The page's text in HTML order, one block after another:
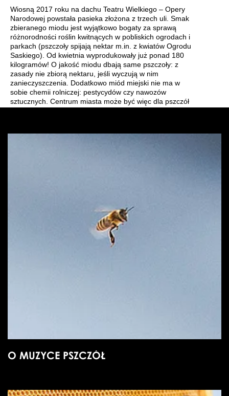
Wynajem kostiumów
Wynajem rekwizytów
Fundusze unijne
Dotacje celowe
Wiosną 2017 roku na dachu Teatru Wielkiego – Opery
Narodowej powstała pasieka złożona z trzech uli. Smak
zbieranego miodu jest wyjątkowo bogaty za sprawą
różnorodności roślin kwitnących w pobliskich ogrodach i
parkach (pszczoły spijają nektar m.in. z kwiatów Ogrodu
Saskiego). Od kwietnia wyprodukowały już ponad 180
kilogramów! O jakość miodu dbają same pszczoły: z
zasady nie zbiorą nektaru, jeśli wyczują w nim
zanieczyszczenia. Dodatkowo miód miejski nie ma w
sobie chemii rolniczej: pestycydów czy nawozów
sztucznych. Centrum miasta może być więc dla pszczół
O MUZYCE PSZCZÓŁ